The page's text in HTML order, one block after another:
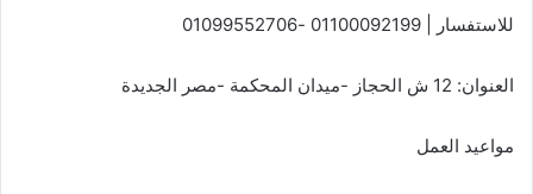
للاستفسار | 01100092199 -01099552706
العنوان: 12 ش الحجاز -ميدان المحكمة -مصر الجديدة
مواعيد العمل